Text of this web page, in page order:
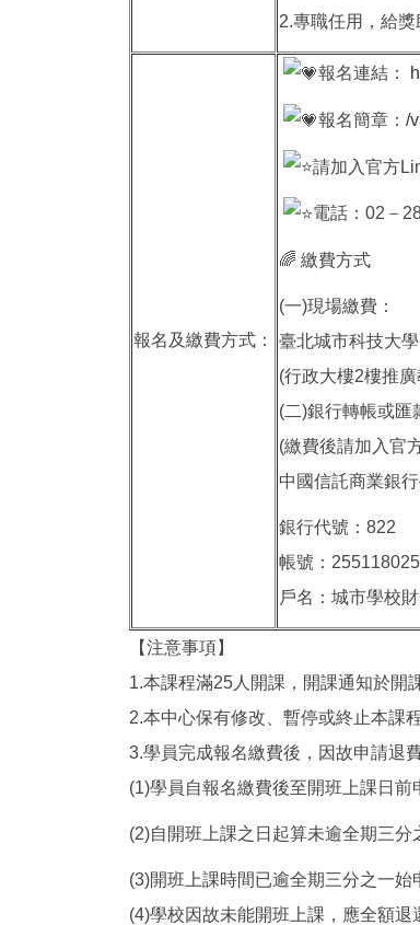
2.專職任用，給
報名及繳費方式：
報名連結：
報名簡章： /
請加入官方
電話：02－
🌈 繳費方式
(一)現場繳費：
臺北城市科技大
(行政大樓2樓推
(二)銀行轉帳或匯
(繳費後請加入官
中國信託商業銀
銀行代號：822
帳號：
戶名：城市學校
【注意事項】
1.本課程滿25人開課，開課通知於開
2.本中心保有修改、暫停或終止本課
3.學員完成報名繳費後，因故申請退
(1)學員自報名繳費後至開班上課日前
(2)自開班上課之日起算未逾全期三分
(3)開班上課時間已逾全期三分之一始
(4)學校因故未能開班上課，應全額退